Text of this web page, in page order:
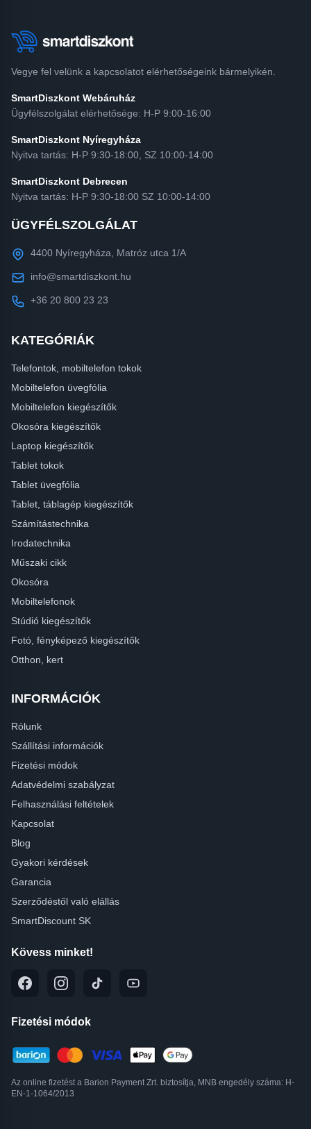
Vegye fel velünk a kapcsolatot elérhetőségeink bármelyikén.
SmartDiszkont Webáruház
Ügyfélszolgálat elérhetősége: H-P 9:00-16:00
SmartDiszkont Nyíregyháza
Nyitva tartás: H-P 9:30-18:00, SZ 10:00-14:00
SmartDiszkont Debrecen
Nyitva tartás: H-P 9:30-18:00 SZ 10:00-14:00
ÜGYFÉLSZOLGÁLAT
4400 Nyíregyháza, Matróz utca 1/A
info@smartdiszkont.hu
+36 20 800 23 23
KATEGÓRIÁK
Telefontok, mobiltelefon tokok
Mobiltelefon üvegfólia
Mobiltelefon kiegészítők
Okosóra kiegészítők
Laptop kiegészítők
Tablet tokok
Tablet üvegfólia
Tablet, táblagép kiegészítők
Számítástechnika
Irodatechnika
Műszaki cikk
Okosóra
Mobiltelefonok
Stúdió kiegészítők
Fotó, fényképező kiegészítők
Otthon, kert
INFORMÁCIÓK
Rólunk
Szállítási információk
Fizetési módok
Adatvédelmi szabályzat
Felhasználási feltételek
Kapcsolat
Blog
Gyakori kérdések
Garancia
Szerződéstől való elállás
SmartDiscount SK
Kövess minket!
Fizetési módok
Az online fizetést a Barion Payment Zrt. biztosítja, MNB engedély száma: H-
EN-1-1064/2013